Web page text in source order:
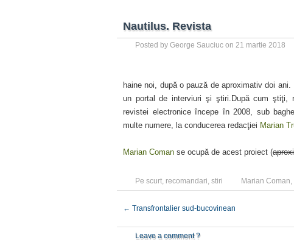
Nautilus. Revista
Posted by George Sauciuc on 21 martie 2018
haine noi, după o pauză de aproximativ doi
un portal de interviuri şi ştiri. După cum ştiţi,
revistei electronice începe în 2008, sub
multe numere, la conducerea redacţiei Marian
Marian Coman se ocupă de acest proiect (
Pe scurt, recomandari, stiri Marian Coman,
← Transfrontalier sud-bucovinean
Leave a comment ?